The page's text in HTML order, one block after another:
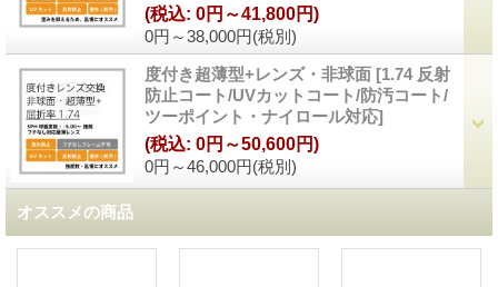
0円～38,000円(税別)
(税込: 0円～41,800円)
度付き超薄型+レンズ・非球面 [1.74 反射
防止コート/UVカットコート/防汚コート/
ツーポイント・ナイロール対応]
0円～46,000円(税別)
(税込: 0円～50,600円)
オススメの商品